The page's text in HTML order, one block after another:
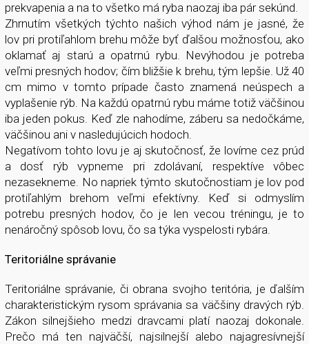
prekvapenia a na to všetko má ryba naozaj iba pár sekúnd.
Zhrnutím všetkých týchto našich výhod nám je jasné, že
lov pri protiľahlom brehu môže byť ďalšou možnosťou, ako
oklamať aj starú a opatrnú rybu. Nevýhodou je potreba
veľmi presných hodov; čím bližšie k brehu, tým lepšie. Už 40
cm mimo v tomto prípade často znamená neúspech a
vyplašenie rýb. Na každú opatrnú rybu máme totiž väčšinou
iba jeden pokus. Keď zle nahodíme, záberu sa nedočkáme,
väčšinou ani v nasledujúcich hodoch.
Negatívom tohto lovu je aj skutočnosť, že lovíme cez prúd
a dosť rýb vypneme pri zdolávaní, respektíve vôbec
nezasekneme. No napriek týmto skutočnostiam je lov pod
protiľahlým brehom veľmi efektívny. Keď si odmyslím
potrebu presných hodov, čo je len vecou tréningu, je to
nenáročný spôsob lovu, čo sa týka vyspelosti rybára.
Teritoriálne správanie
Teritoriálne správanie, či obrana svojho teritória, je ďalším
charakteristickým rysom správania sa väčšiny dravých rýb.
Zákon silnejšieho medzi dravcami platí naozaj dokonale.
Prečo má ten najväčší, najsilnejší alebo najagresívnejší